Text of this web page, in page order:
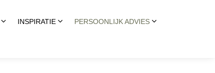
INSPIRATIE PERSOONLIJK ADVIES